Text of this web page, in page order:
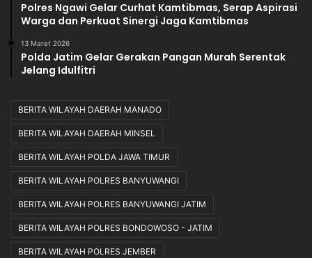
Polres Ngawi Gelar Curhat Kamtibmas, Serap Aspirasi
Warga dan Perkuat Sinergi Jaga Kamtibmas
13 Maret 2026
Polda Jatim Gelar Gerakan Pangan Murah Serentak
Jelang Idulfitri
BERITA WILAYAH DAERAH MANADO
BERITA WILAYAH DAERAH MINSEL
BERITA WILAYAH POLDA JAWA TIMUR
BERITA WILAYAH POLRES BANYUWANGI
BERITA WILAYAH POLRES BANYUWANGI JATIM
BERITA WILAYAH POLRES BONDOWOSO - JATIM
BERITA WILAYAH POLRES JEMBER